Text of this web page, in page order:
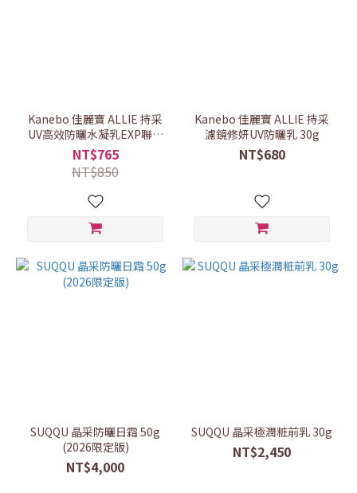
Kanebo 佳麗寶 ALLIE 持采
UV高效防曬水凝乳EXP聯名
款CK 90g
NT$765
NT$850
Kanebo 佳麗寶 ALLIE 持采
濾鏡修妍UV防曬乳 30g
NT$680
SUQQU 晶采防曬日霜 50g
(2026限定版)
NT$4,000
SUQQU 晶采極潤粧前乳 30g
NT$2,450